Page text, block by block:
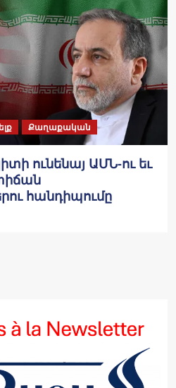
Քաղաքական
ունենայ ԱՄՆ-ու եւ
հանդիպումը